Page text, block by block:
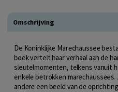
Omschrijving
De Koninklijke Marechaussee
boek vertelt haar verhaal aan de
sleutelmomenten, telkens vanuit
enkele betrokken
andere een beeld van de